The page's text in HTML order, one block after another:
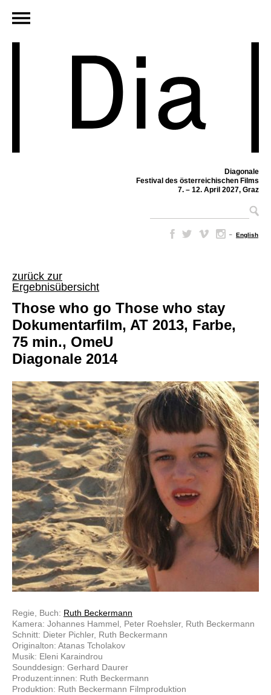
Diagonale
Festival des österreichischen Films
7. – 12. April 2027, Graz
– English
zurück zur
Ergebnisübersicht
Those who go Those who stay
Dokumentarfilm, AT 2013, Farbe,
75 min., OmeU
Diagonale 2014
Regie, Buch: Ruth Beckermann
Kamera: Johannes Hammel, Peter Roehsler, Ruth Beckermann
Schnitt: Dieter Pichler, Ruth Beckermann
Originalton: Atanas Tcholakov
Musik: Eleni Karaindrou
Sounddesign: Gerhard Daurer
Produzent:innen: Ruth Beckermann
Produktion: Ruth Beckermann Filmproduktion